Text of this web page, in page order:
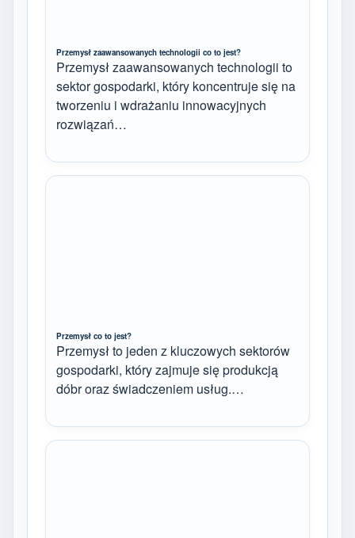
Przemysł zaawansowanych technologii co to jest?
Przemysł zaawansowanych technologii to
sektor gospodarki, który koncentruje się na
tworzeniu i wdrażaniu innowacyjnych
rozwiązań…
Przemysł co to jest?
Przemysł to jeden z kluczowych sektorów
gospodarki, który zajmuje się produkcją
dóbr oraz świadczeniem usług.…